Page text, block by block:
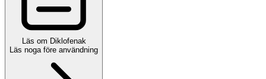
isopropylalkohol, flytande paraffin,
makrogolcetostearyleter, oleylalkohol, propylenglykol,
eukalyptusparfym (bensylalkohol, citronellol, kumarin,
limonen, eugenol, geraniol, linalol) och renat vatten.
Läs om Diklofenak
Läs noga före användning